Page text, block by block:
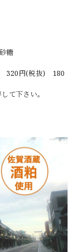
糖
円(税抜) 180
て下さい。